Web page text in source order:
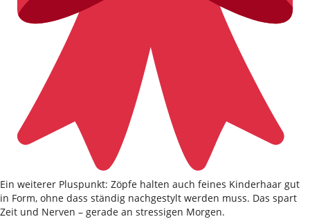
Ein weiterer Pluspunkt: Zöpfe halten auch feines Kinderhaar gut
in Form, ohne dass ständig nachgestylt werden muss. Das spart
Zeit und Nerven – gerade an stressigen Morgen.